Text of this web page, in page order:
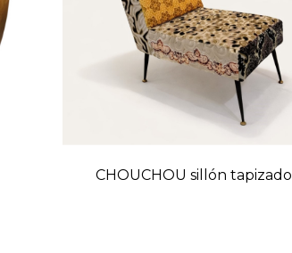
CHOUCHOU sillón tapizado